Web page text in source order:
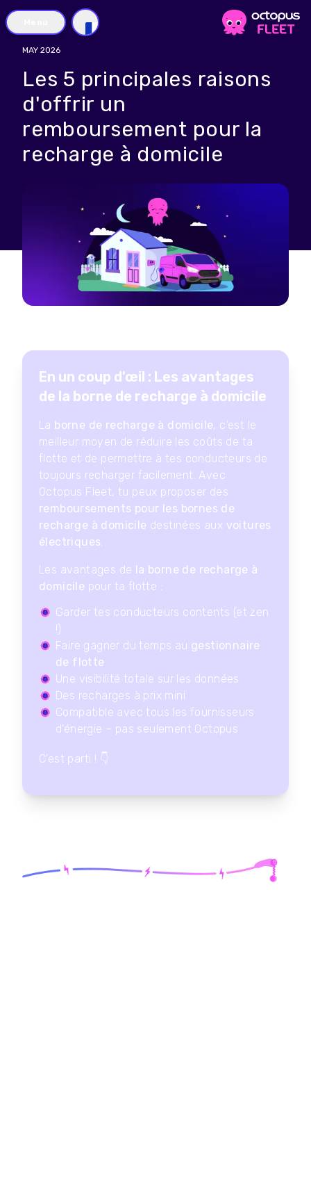
FR
MAY 2026
Les 5 principales raisons
d'offrir un
remboursement pour la
recharge à domicile
En un coup d'œil : Les avantages
de la borne de recharge à domicile​
La borne de recharge à domicile​, c'est le
meilleur moyen de réduire les coûts de ta
flotte et de permettre à tes conducteurs de
toujours recharger facilement. Avec
Octopus Fleet, tu peux proposer des
remboursements pour les bornes de
recharge à domicile destinées aux voitures
électriques.
Les avantages de la borne de recharge à
domicile​ pour ta flotte :
Garder tes conducteurs contents (et zen
!)
Faire gagner du temps au gestionnaire
de flotte
Une visibilité totale sur les données
Des recharges à prix mini
Compatible avec tous les fournisseurs
d'énergie – pas seulement Octopus
C'est parti ! 👇